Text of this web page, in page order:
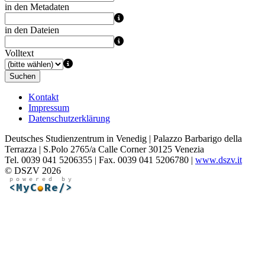
in den Metadaten
in den Dateien
Volltext
Suchen
Kontakt
Impressum
Datenschutzerklärung
Deutsches Studienzentrum in Venedig | Palazzo Barbarigo della
Terrazza | S.Polo 2765/a Calle Corner 30125 Venezia
Tel. 0039 041 5206355 | Fax. 0039 041 5206780 | www.dszv.it
© DSZV 2026